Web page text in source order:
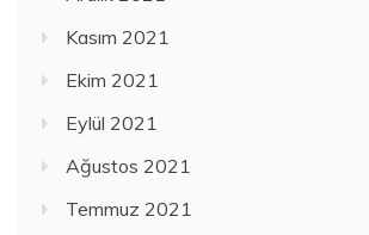
Kasım 2021
Ekim 2021
Eylül 2021
Ağustos 2021
Temmuz 2021